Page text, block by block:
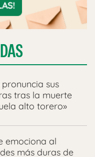
sus
tras la muerte
alto torero»
emociona al
más duras de